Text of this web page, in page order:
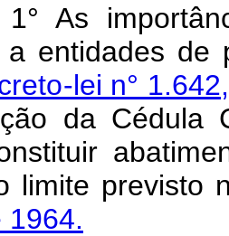
As
a entidades de
lei n°
da Cédula
limite previsto
1964.